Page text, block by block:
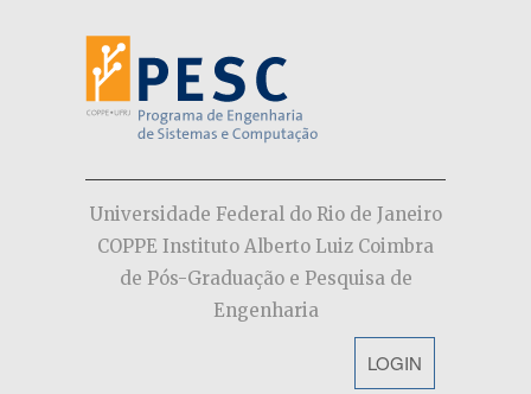
Universidade Federal do Rio de Janeiro
COPPE Instituto Alberto Luiz Coimbra
de Pós-Graduação e Pesquisa de
Engenharia
LOGIN